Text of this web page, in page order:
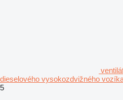
dieselového vysokozdvižného
5